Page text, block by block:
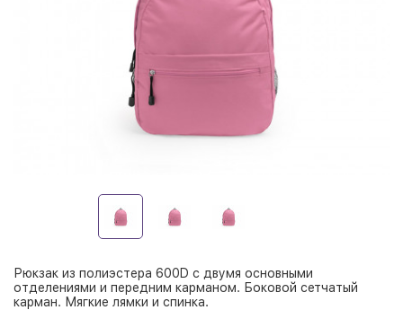
Рюкзак из полиэстера 600D с двумя основными
отделениями и передним карманом. Боковой сетчатый
карман. Мягкие лямки и спинка.